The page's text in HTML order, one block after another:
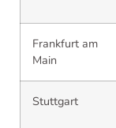
Frankfurt am
Main
Stuttgart